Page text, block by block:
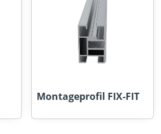
Montageprofil FIX-FIT